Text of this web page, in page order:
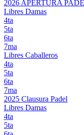
2026 APERTURA
Libres Damas
4ta
5ta
6ta
7ma
Libres Caballeros
4ta
5ta
6ta
7ma
2025 Clausura Padel
Libres Damas
4ta
5ta